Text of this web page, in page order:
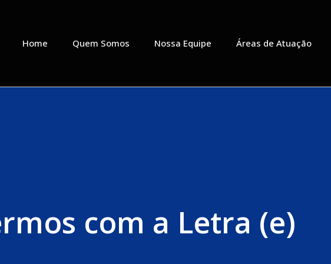
Home Quem Somos Nossa Equipe Áreas de Atuação
com a Letra (e)